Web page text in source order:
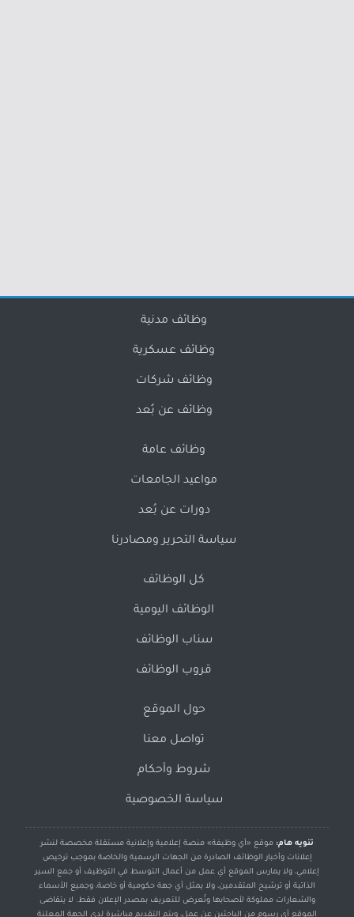
وظائف مدنية
وظائف عسكرية
وظائف شركات
وظائف عن بُعد
وظائف عامة
مواعيد الجامعات
دورات عن بُعد
سياسة التحرير ومصادرنا
كل الوظائف
الوظائف اليومية
سناب الوظائف
قروب الوظائف
حول الموقع
تواصل معنا
شروط وأحكام
سياسة الخصوصية
تنويه هام: موقع «أي وظيفة» منصة إعلامية وإعلانية مستقلة مخصصة لنشر
إعلانات وأخبار الوظائف الصادرة من الجهات الرسمية والخاصة بموجب ترخيص
إعلامي، ولا يمارس الموقع أي عمل من أعمال التوسط في التوظيف أو جمع السير
الذاتية أو ترشيح المتقدمين، ولا يمثل أي جهة حكومية أو خاصة، وجميع الأسماء
والشعارات مملوكة لأصحابها وتُعرض للتعريف بمصدر الإعلان فقط. لا يتقاضى
الموقع أي رسوم من الباحثين عن عمل، ويتم التقديم مباشرة لدى الجهة المعلنة